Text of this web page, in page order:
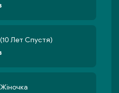
Лет Спустя)